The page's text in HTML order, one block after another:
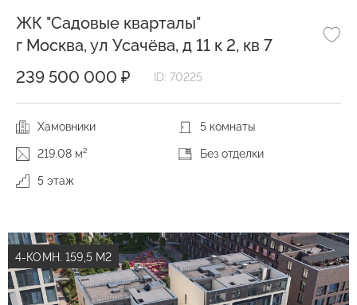
ЖК "Садовые кварталы"
г Москва, ул Усачёва, д 11 к 2, кв 7
239 500 000 ₽
ID: 70225
Хамовники 5 комнаты
219.08 м² Без отделки
5 этаж
4-КОМН. 159,5 М2